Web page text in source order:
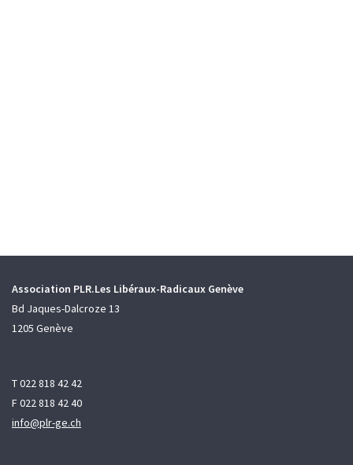
Association PLR.Les Libéraux-Radicaux Genève
Bd Jaques-Dalcroze 13
1205 Genève
T 022 818 42 42
F 022 818 42 40
info@plr-ge.ch